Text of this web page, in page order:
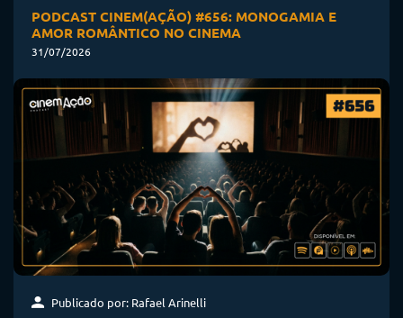
PODCAST CINEM(AÇÃO) #656: MONOGAMIA E
AMOR ROMÂNTICO NO CINEMA
31/07/2026
Publicado por: Rafael Arinelli